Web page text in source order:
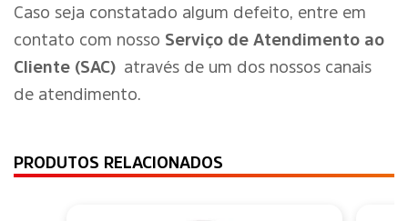
Caso seja constatado algum defeito, entre em
contato com nosso Serviço de Atendimento ao
Cliente (SAC) através de um dos nossos canais
de atendimento.
PRODUTOS RELACIONADOS